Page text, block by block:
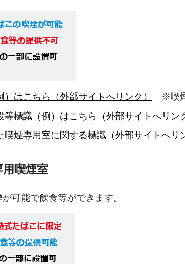
はこちら（外部サイトへリンク）
※喫煙
標識（例）はこちら（外部サイトへリン
煙専用室に関する標識（外部サイトへリ
喫煙室
可能で飲食等ができます。